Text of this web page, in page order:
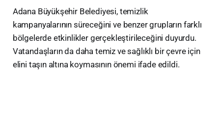
Adana Büyükşehir Belediyesi, temizlik
kampanyalarının süreceğini ve benzer grupların farklı
bölgelerde etkinlikler gerçekleştirileceğini duyurdu.
Vatandaşların da daha temiz ve sağlıklı bir çevre için
elini taşın altına koymasının önemi ifade edildi.